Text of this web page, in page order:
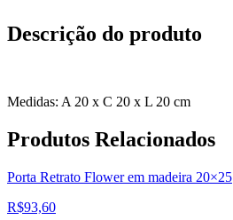
Descrição do produto
Medidas: A 20 x C 20 x L 20 cm
Produtos Relacionados
Porta Retrato Flower em madeira 20×25
R$93,60